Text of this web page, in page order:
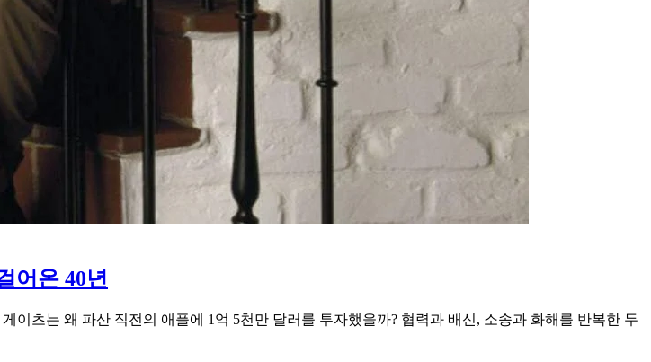
어온 40년
이츠는 왜 파산 직전의 애플에 1억 5천만 달러를 투자했을까? 협력과 배신, 소송과 화해를 반복한 두